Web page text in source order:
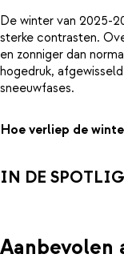
De winter van 2025-
sterke contrasten.
en zonniger dan
hogedruk,
sneeuwfases.
Hoe verliep de
IN DE
Aanbevolen